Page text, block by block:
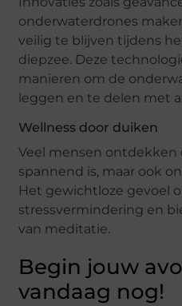
onderwaterdrones
veilig te blijven tijdens
diepzee. Deze
manieren om de
leggen en te delen met
Wellness door duiken
Veel mensen
spannend is, maar ook
Het gewichtloze gevoel
stressvermindering en
van meditatie.
Begin jouw
vandaag nog!